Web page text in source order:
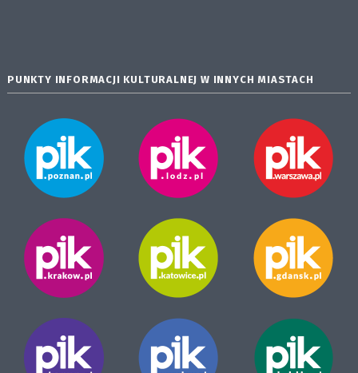
PUNKTY INFORMACJI KULTURALNEJ W INNYCH MIASTACH